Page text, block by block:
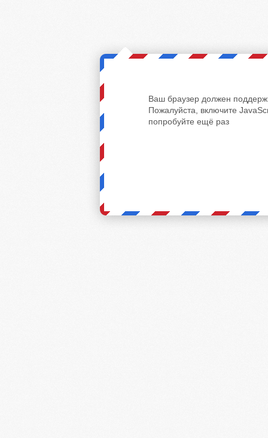
Ваш браузер должен
Пожалуйста, включите
попробуйте ещё раз